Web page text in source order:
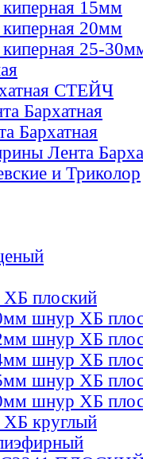
15мм
20мм
киперная 25-
СТЕЙЧ
Бархатная
Бархатная
Лента
и Триколор
плоский
шнур ХБ
шнур ХБ
шнур ХБ
шнур ХБ
шнур ХБ
круглый